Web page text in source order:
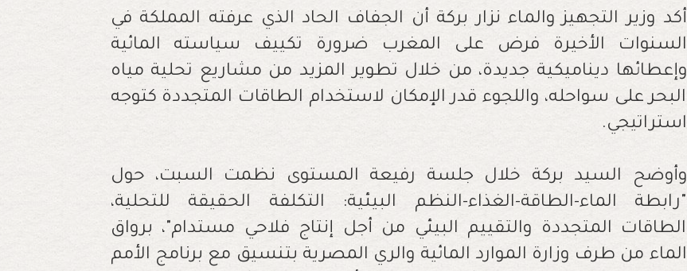
أكد وزير التجهيز والماء نزار بركة أن الجفاف الحاد الذي عرفته المملكة في
السنوات الأخيرة فرض على المغرب ضرورة تكييف سياسته المائية
وإعطائها ديناميكية جديدة، من خلال تطوير المزيد من مشاريع تحلية مياه
البحر على سواحله، واللجوء قدر الإمكان لاستخدام الطاقات المتجددة كتوجه
استراتيجي.
وأوضح السيد بركة خلال جلسة رفيعة المستوى نظمت السبت، حول
"رابطة الماء-الطاقة-الغذاء-النظم البيئية: التكلفة الحقيقة للتحلية،
الطاقات المتجددة والتقييم البيئي من أجل إنتاج فلاحي مستدام"، برواق
الماء من طرف وزارة الموارد المائية والري المصرية بتنسيق مع برنامج الأمم